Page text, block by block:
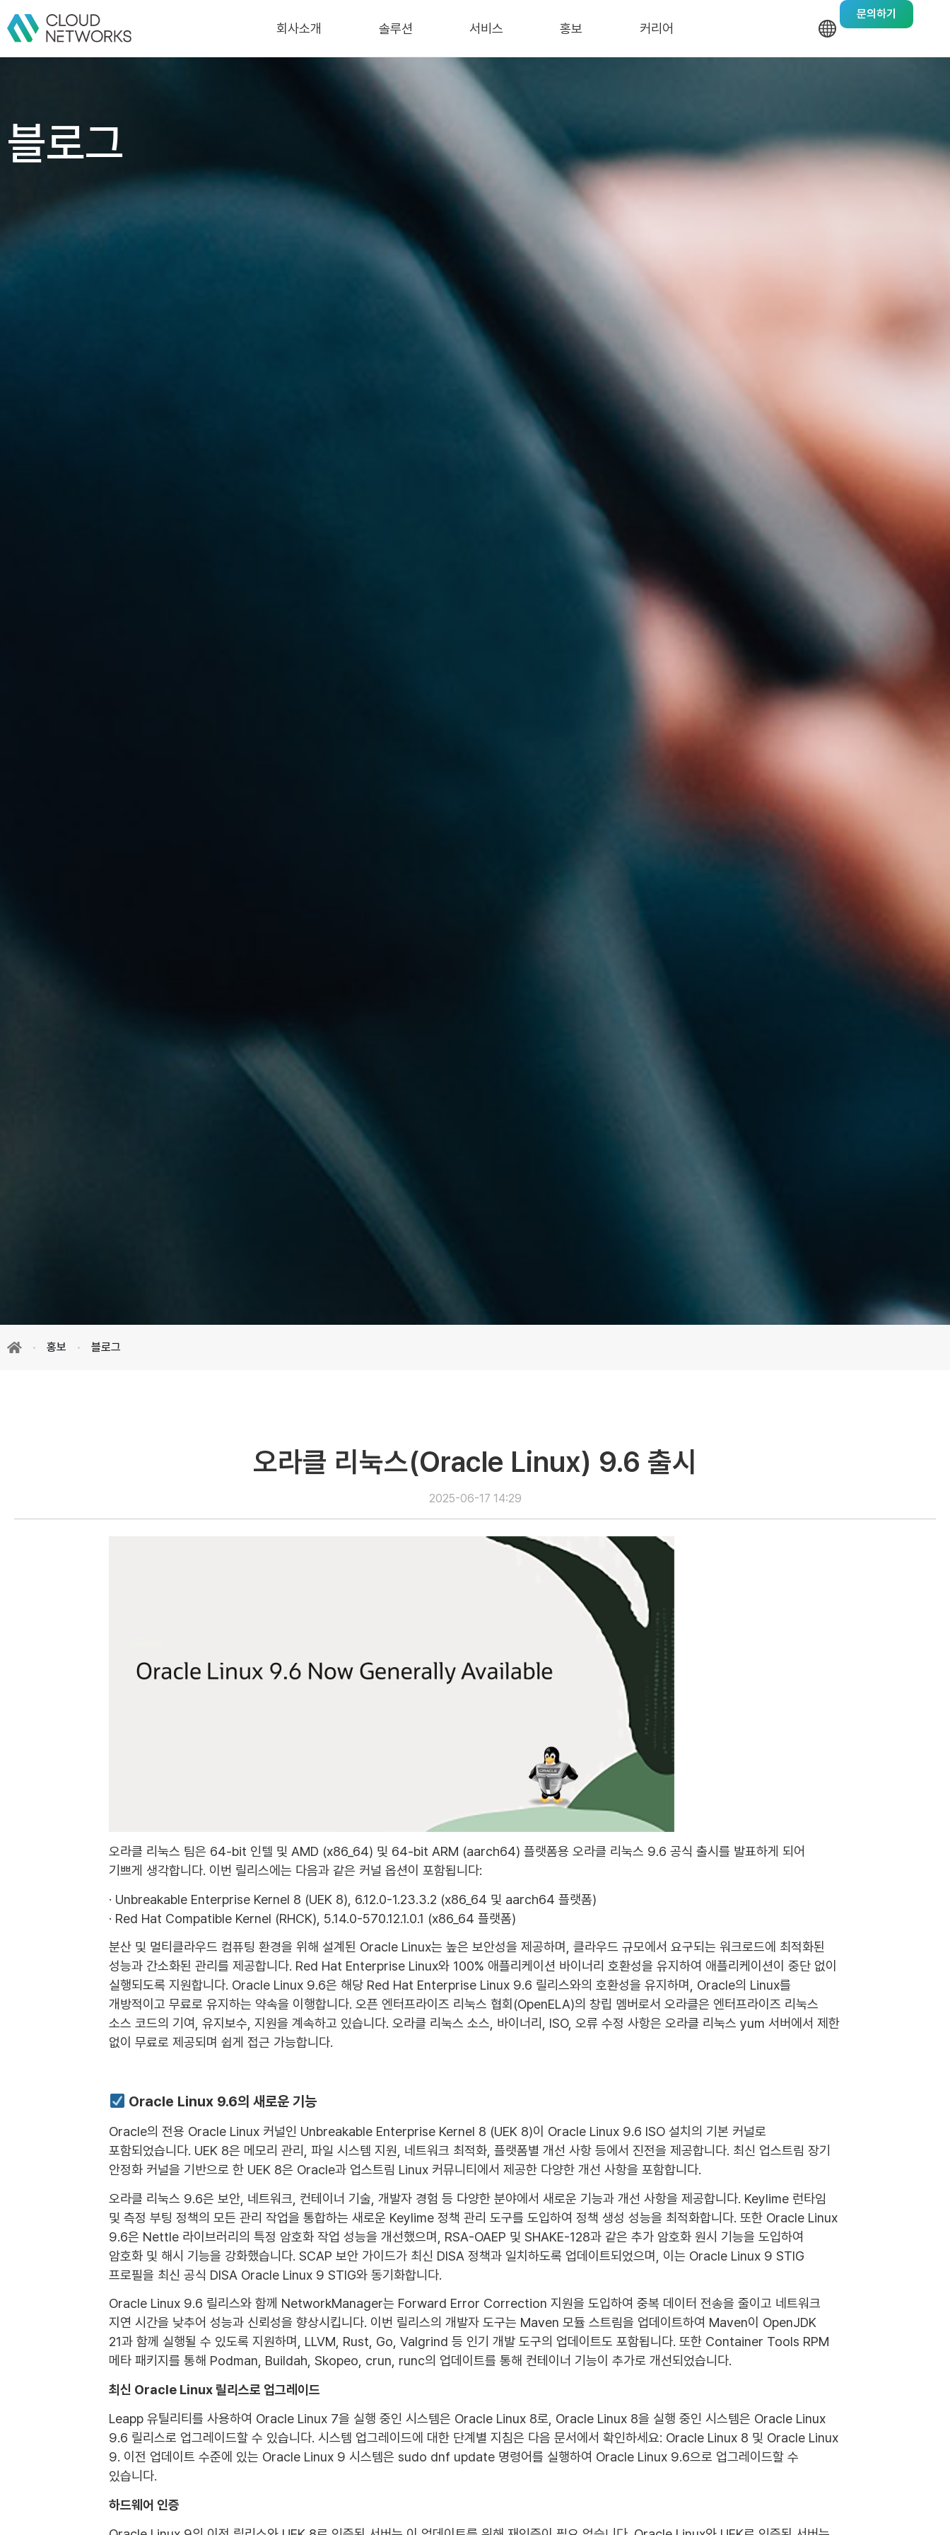
회사소개
고객/파트너
솔루션
보안
데이터
서비스
AWS Cloud
IT 컨설팅
홍보 커리어
문의하기
블로그
홍보 블로그
오라클 리눅스(Oracle Linux) 9.6 출시
2025-06-17 14:29
오라클 리눅스 팀은 64-bit 인텔 및 AMD (x86_64) 및 64-bit ARM (aarch64) 플랫폼용 오라클 리눅스 9.6 공식 출시를 발표하게 되어
기쁘게 생각합니다. 이번 릴리스에는 다음과 같은 커널 옵션이 포함됩니다:
· Unbreakable Enterprise Kernel 8 (UEK 8), 6.12.0-1.23.3.2 (x86_64 및 aarch64 플랫폼)
· Red Hat Compatible Kernel (RHCK), 5.14.0-570.12.1.0.1 (x86_64 플랫폼)
분산 및 멀티클라우드 컴퓨팅 환경을 위해 설계된 Oracle Linux는 높은 보안성을 제공하며, 클라우드 규모에서 요구되는 워크로드에 최적화된
성능과 간소화된 관리를 제공합니다. Red Hat Enterprise Linux와 100% 애플리케이션 바이너리 호환성을 유지하여 애플리케이션이 중단 없이
실행되도록 지원합니다. Oracle Linux 9.6은 해당 Red Hat Enterprise Linux 9.6 릴리스와의 호환성을 유지하며, Oracle의 Linux를
개방적이고 무료로 유지하는 약속을 이행합니다. 오픈 엔터프라이즈 리눅스 협회(OpenELA)의 창립 멤버로서 오라클은 엔터프라이즈 리눅스
소스 코드의 기여, 유지보수, 지원을 계속하고 있습니다. 오라클 리눅스 소스, 바이너리, ISO, 오류 수정 사항은 오라클 리눅스 yum 서버에서 제한
없이 무료로 제공되며 쉽게 접근 가능합니다.
Oracle Linux 9.6의 새로운 기능
Oracle의 전용 Oracle Linux 커널인 Unbreakable Enterprise Kernel 8 (UEK 8)이 Oracle Linux 9.6 ISO 설치의 기본 커널로
포함되었습니다. UEK 8은 메모리 관리, 파일 시스템 지원, 네트워크 최적화, 플랫폼별 개선 사항 등에서 진전을 제공합니다. 최신 업스트림 장기
안정화 커널을 기반으로 한 UEK 8은 Oracle과 업스트림 Linux 커뮤니티에서 제공한 다양한 개선 사항을 포함합니다.
오라클 리눅스 9.6은 보안, 네트워크, 컨테이너 기술, 개발자 경험 등 다양한 분야에서 새로운 기능과 개선 사항을 제공합니다. Keylime 런타임
및 측정 부팅 정책의 모든 관리 작업을 통합하는 새로운 Keylime 정책 관리 도구를 도입하여 정책 생성 성능을 최적화합니다. 또한 Oracle Linux
9.6은 Nettle 라이브러리의 특정 암호화 작업 성능을 개선했으며, RSA-OAEP 및 SHAKE-128과 같은 추가 암호화 원시 기능을 도입하여
암호화 및 해시 기능을 강화했습니다. SCAP 보안 가이드가 최신 DISA 정책과 일치하도록 업데이트되었으며, 이는 Oracle Linux 9 STIG
프로필을 최신 공식 DISA Oracle Linux 9 STIG와 동기화합니다.
Oracle Linux 9.6 릴리스와 함께 NetworkManager는 Forward Error Correction 지원을 도입하여 중복 데이터 전송을 줄이고 네트워크
지연 시간을 낮추어 성능과 신뢰성을 향상시킵니다. 이번 릴리스의 개발자 도구는 Maven 모듈 스트림을 업데이트하여 Maven이 OpenJDK
21과 함께 실행될 수 있도록 지원하며, LLVM, Rust, Go, Valgrind 등 인기 개발 도구의 업데이트도 포함됩니다. 또한 Container Tools RPM
메타 패키지를 통해 Podman, Buildah, Skopeo, crun, runc의 업데이트를 통해 컨테이너 기능이 추가로 개선되었습니다.
최신 Oracle Linux 릴리스로 업그레이드
Leapp 유틸리티를 사용하여 Oracle Linux 7을 실행 중인 시스템은 Oracle Linux 8로, Oracle Linux 8을 실행 중인 시스템은 Oracle Linux
9.6 릴리스로 업그레이드할 수 있습니다. 시스템 업그레이드에 대한 단계별 지침은 다음 문서에서 확인하세요: Oracle Linux 8 및 Oracle Linux
9. 이전 업데이트 수준에 있는 Oracle Linux 9 시스템은 sudo dnf update 명령어를 실행하여 Oracle Linux 9.6으로 업그레이드할 수
있습니다.
하드웨어 인증